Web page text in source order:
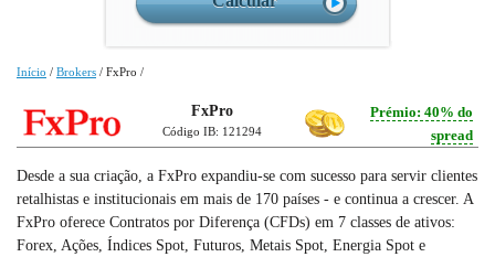
Início / Brokers / FxPro /
FxPro
Código IB: 121294
Prémio: 40% do
spread
Desde a sua criação, a FxPro expandiu-se com sucesso para servir clientes
retalhistas e institucionais em mais de 170 países - e continua a crescer. A
FxPro oferece Contratos por Diferença (CFDs) em 7 classes de ativos:
Forex, Ações, Índices Spot, Futuros, Metais Spot, Energia Spot e